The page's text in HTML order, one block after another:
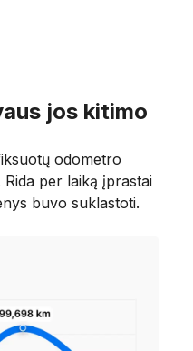
jos kitimo
odometro
per laiką įprastai
buvo suklastoti.